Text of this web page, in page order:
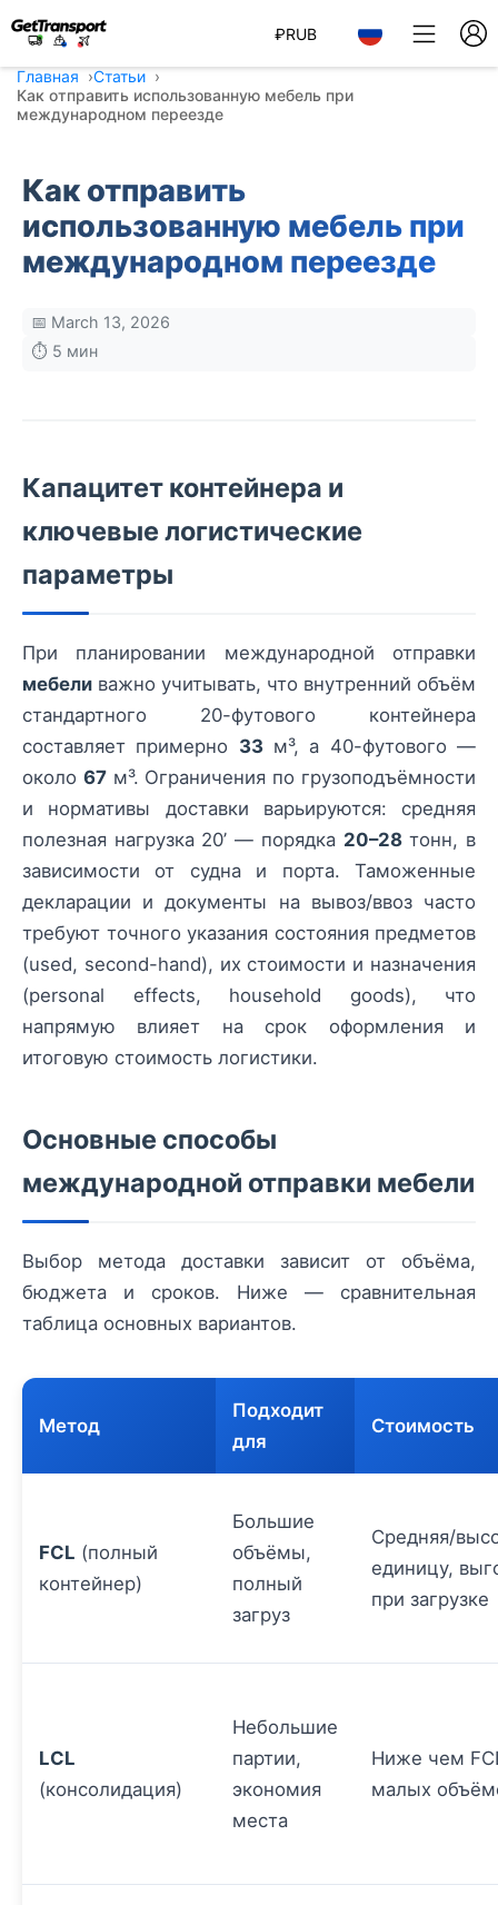
₽RUB
Главная
Статьи
Как отправить использованную мебель при
международном переезде
Как отправить
использованную мебель при
международном переезде
📅 March 13, 2026
⏱️ 5 мин
Капацитет контейнера и
ключевые логистические
параметры
При планировании международной отправки
мебели важно учитывать, что внутренний объём
стандартного 20-футового контейнера
составляет примерно 33м³, а 40-футового —
около 67м³. Ограничения по грузоподъёмности
и нормативы доставки варьируются: средняя
полезная нагрузка 20’ — порядка 20–28тонн, в
зависимости от судна и порта. Таможенные
декларации и документы на вывоз/ввоз часто
требуют точного указания состояния предметов
(used, second-hand), их стоимости и назначения
(personal effects, household goods), что
напрямую влияет на срок оформления и
итоговую стоимость логистики.
Основные способы
международной отправки мебели
Выбор метода доставки зависит от объёма,
бюджета и сроков. Ниже — сравнительная
таблица основных вариантов.
Метод
Подходит
для
Стоимость
FCL (полный
контейнер)
Большие
объёмы,
полный
загруз
Средняя/
единицу,
при загрузке
LCL
(консолидация)
Небольшие
партии,
экономия
места
Ниже чем
малых